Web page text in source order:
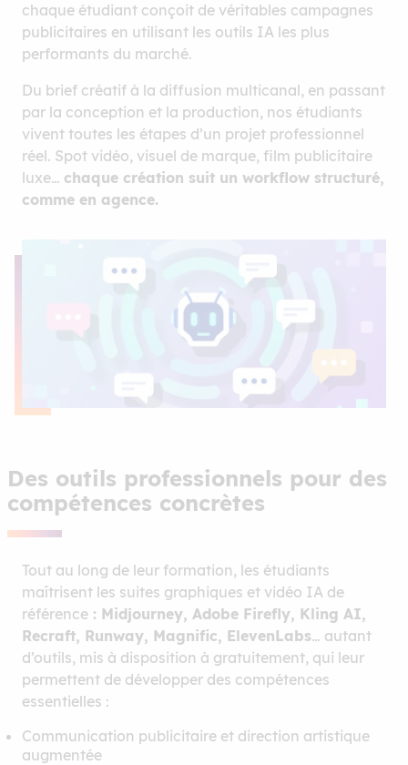
chaque étudiant conçoit de véritables campagnes
publicitaires en utilisant les outils IA les plus
performants du marché.
Du brief créatif à la diffusion multicanal, en passant
par la conception et la production, nos étudiants
vivent toutes les étapes d’un projet professionnel
réel. Spot vidéo, visuel de marque, film publicitaire
luxe… chaque création suit un workflow structuré,
comme en agence.
Des outils professionnels pour des
compétences concrètes
Tout au long de leur formation, les étudiants
maîtrisent les suites graphiques et vidéo IA de
référence : Midjourney, Adobe Firefly, Kling AI,
Recraft, Runway, Magnific, ElevenLabs… autant
d’outils, mis à disposition à gratuitement, qui leur
permettent de développer des compétences
essentielles :
Communication publicitaire et direction artistique
augmentée